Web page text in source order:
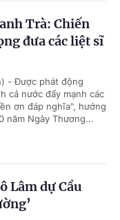
Trà: Chiến
đưa các liệt sĩ
- Được phát động
cả nước đẩy mạnh các
ơn đáp nghĩa", hướng
năm Ngày Thương...
Lâm dự Cầu